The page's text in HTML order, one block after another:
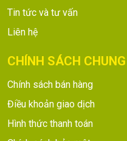
Tin tức và tư vấn
Liên hệ
CHÍNH SÁCH CHUNG
Chính sách bán hàng
Điều khoản giao dịch
Hình thức thanh toán